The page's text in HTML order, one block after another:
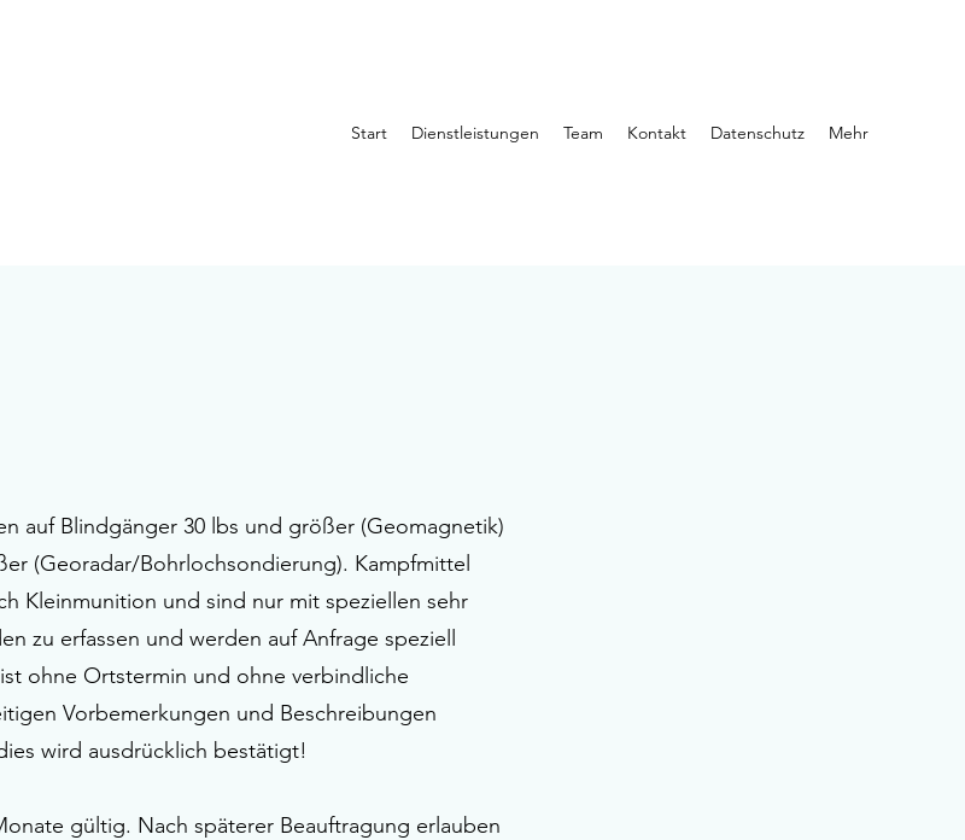
Start Dienstleistungen Team Kontakt Datenschutz Mehr
auf Blindgänger 30 lbs und größer (Geomagnetik)
(Georadar/Bohrlochsondierung). Kampfmittel
Kleinmunition und sind nur mit speziellen sehr
zu erfassen und werden auf Anfrage speziell
ohne Ortstermin und ohne verbindliche
Vorbemerkungen und Beschreibungen
wird ausdrücklich bestätigt!
gültig. Nach späterer Beauftragung erlauben